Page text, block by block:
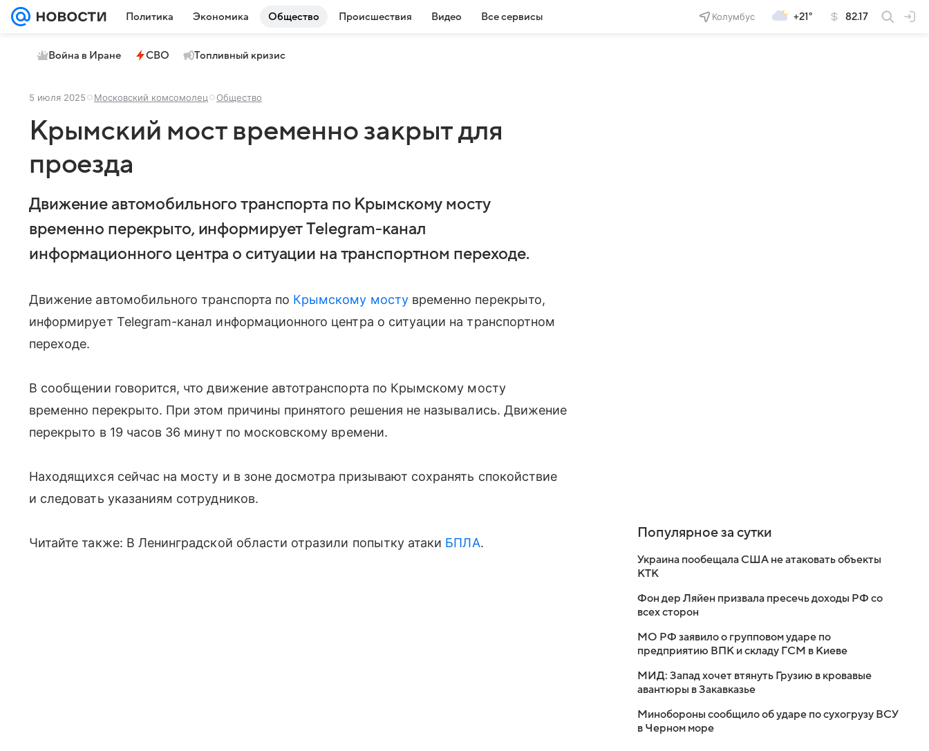
Политика Экономика Общество Происшествия Видео Все сервисы Колумбус +21° 82.17
Война в Иране СВО Топливный кризис
5 июля 2025 Московский комсомолец Общество
Крымский мост временно закрыт для
проезда
Движение автомобильного транспорта по Крымскому мосту
временно перекрыто, информирует Telegram-канал
информационного центра о ситуации на транспортном переходе.
Движение автомобильного транспорта по Крымскому мостувременно перекрыто,
информирует Telegram-канал информационного центра о ситуации на транспортном
переходе.
В сообщении говорится, что движение автотранспорта по Крымскому мосту
временно перекрыто. При этом причины принятого решения не назывались. Движение
перекрыто в 19 часов 36 минут по московскому времени.
Находящихся сейчас на мосту и в зоне досмотра призывают сохранять спокойствие
и следовать указаниям сотрудников.
Читайте также: В Ленинградской области отразили попытку атаки БПЛА.
Популярное за сутки
Украина пообещала США не атаковать объекты
КТК
Фон дер Ляйен призвала пресечь доходы РФ со
всех сторон
МО РФ заявило о групповом ударе по
предприятию ВПК и складу ГСМ в Киеве
МИД: Запад хочет втянуть Грузию в кровавые
авантюры в Закавказье
Минобороны сообщило об ударе по сухогрузу ВСУ
в Черном море